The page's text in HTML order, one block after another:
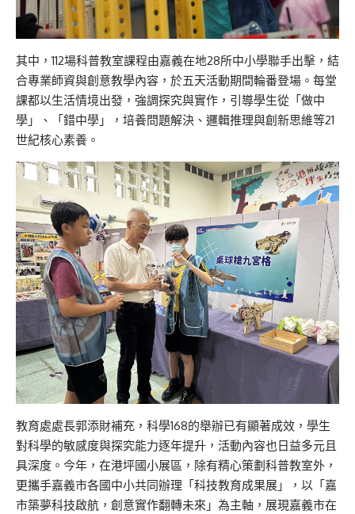
其中，112場科普教室課程由嘉義在地28所中小學聯手出擊，結
合專業師資與創意教學內容，於五天活動期間輪番登場。每堂
課都以生活情境出發，強調探究與實作，引導學生從「做中
學」、「錯中學」，培養問題解決、邏輯推理與創新思維等21
世紀核心素養。
教育處處長郭添財補充，科學168的舉辦已有顯著成效，學生
對科學的敏感度與探究能力逐年提升，活動內容也日益多元且
具深度。今年，在港坪國小展區，除有精心策劃科普教室外，
更攜手嘉義市各國中小共同辦理「科技教育成果展」，以「嘉
市築夢科技啟航，創意實作翻轉未來」為主軸，展現嘉義市在